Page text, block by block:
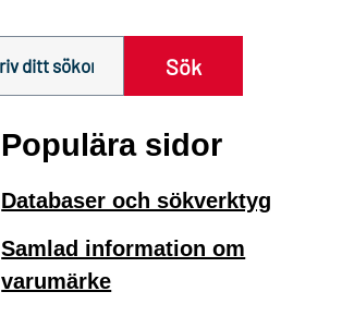
Sök
Populära sidor
Databaser och sökverktyg
Samlad information om
varumärke